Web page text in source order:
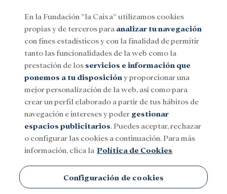
Menu
SocialInvestigación y becasCultura
National Geographic
En la Fundación ”la Caixa” utilizamos cookies
propias y de terceros para analizar tu navegación
con fines estadísticos y con la finalidad de permitir
tanto las funcionalidades de la web como la
prestación de los servicios e información que
ponemos a tu disposición y proporcionar una
mejor personalización de la web, así como para
crear un perfil elaborado a partir de tus hábitos de
navegación e intereses y poder gestionar
espacios publicitarios. Puedes aceptar, rechazar
o configurar las cookies a continuación. Para más
información, clica la Política de Cookies
Configuración de cookies